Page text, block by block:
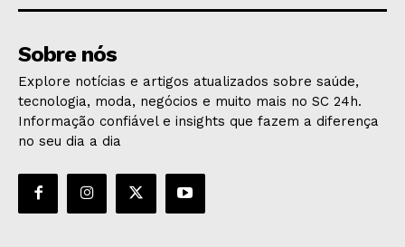
Sobre nós
Explore notícias e artigos atualizados sobre saúde,
tecnologia, moda, negócios e muito mais no SC 24h.
Informação confiável e insights que fazem a diferença
no seu dia a dia